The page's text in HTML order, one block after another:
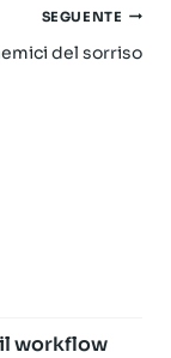
SEGUENTE
del sorriso
workflow